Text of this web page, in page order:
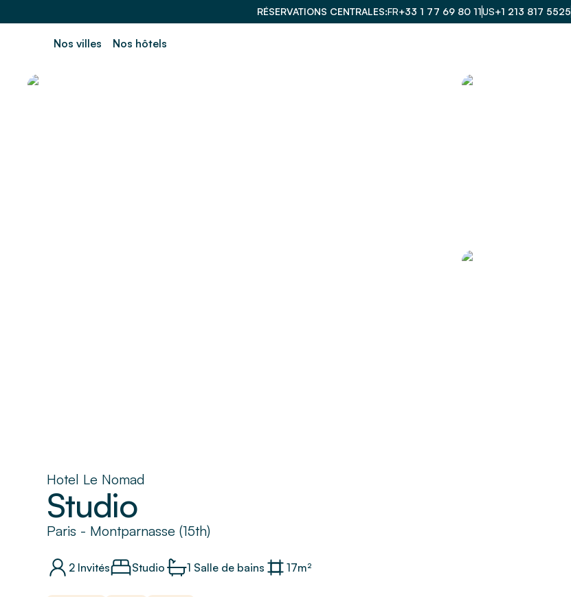
RÉSERVATIONS CENTRALES FR+33 1 77 69 80 11US+1 213 817 5525
Nos villes Nos hôtels
Hotel Le Nomad
Studio
Paris - Montparnasse (15th)
2 Invités Studio 1 Salle de bains 17m²